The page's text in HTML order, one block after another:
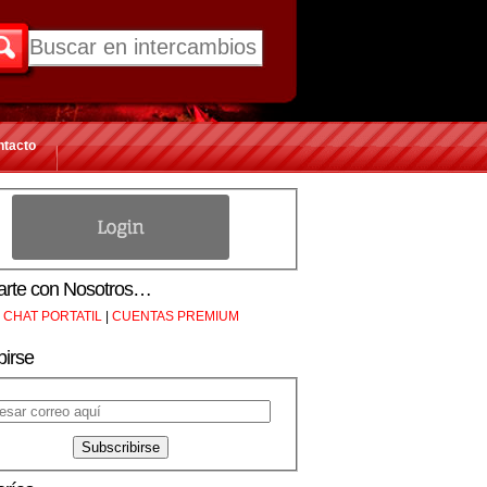
con Nosotros…
CHAT PORTATIL | CUENTAS PREMIUM